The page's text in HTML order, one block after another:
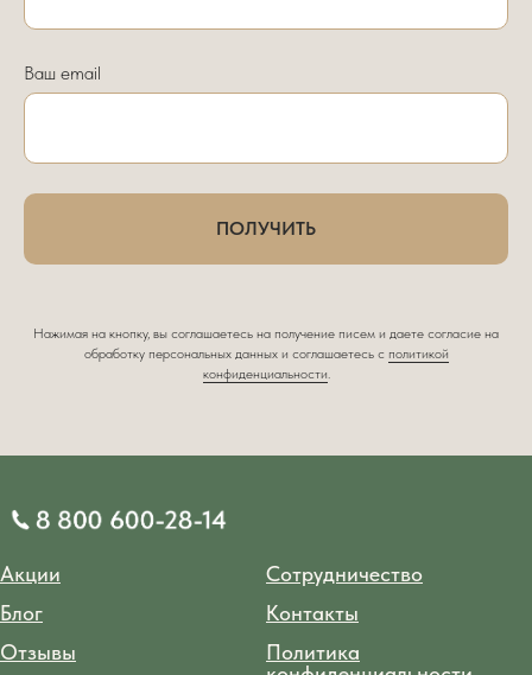
Ваш email
ПОЛУЧИТЬ
Нажимая на кнопку, вы соглашаетесь на получение писем и даете согласие на
обработку персональных данных и соглашаетесь c политикой
конфиденциальности.
Акции
Блог
Отзывы
Сотрудничество
Контакты
Политика